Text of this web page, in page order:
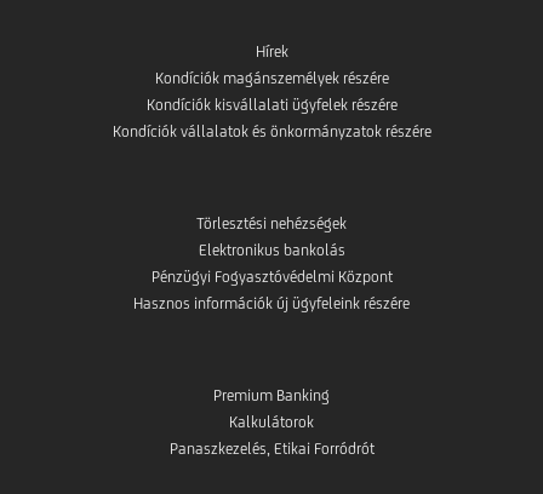
Hírek
Kondíciók magánszemélyek részére
Kondíciók kisvállalati ügyfelek részére
Kondíciók vállalatok és önkormányzatok részére
Törlesztési nehézségek
Elektronikus bankolás
Pénzügyi Fogyasztóvédelmi Központ
Hasznos információk új ügyfeleink részére
Premium Banking
Kalkulátorok
Panaszkezelés, Etikai Forródrót